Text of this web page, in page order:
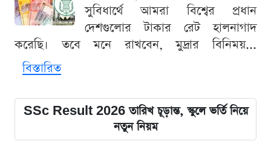
সুবিধার্থে আমরা বিশ্বের প্রধান
দেশগুলোর টাকার রেট হালনাগাদ
করেছি। তবে মনে রাখবেন, মুদ্রার বিনিময়...
বিস্তারিত
SSc Result 2026 তারিখ চূড়ান্ত, স্কুলে ভর্তি নিয়ে
নতুন নিয়ম